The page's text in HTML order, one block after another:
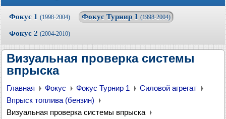
Фокус 1 (1998-2004) Фокус Турнир 1 (1998-2004)
Фокус 2 (2004-2010)
Визуальная проверка системы
впрыска
Главная Фокус Фокус Турнир 1
Силовой агрегат
Впрыск топлива (бензин)
Визуальная проверка системы впрыска